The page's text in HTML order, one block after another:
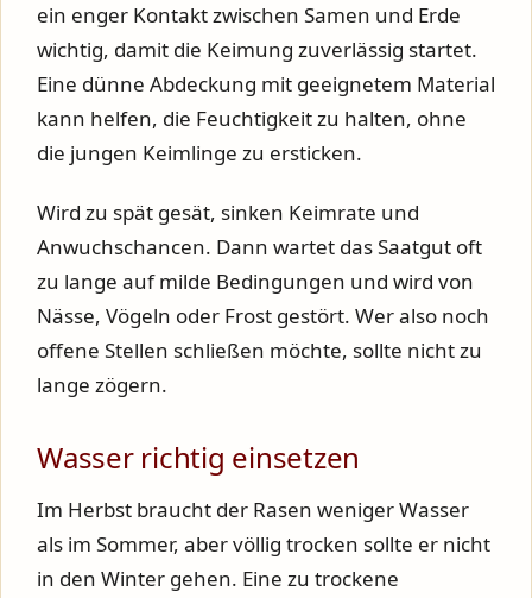
ein enger Kontakt zwischen Samen und Erde
wichtig, damit die Keimung zuverlässig startet.
Eine dünne Abdeckung mit geeignetem Material
kann helfen, die Feuchtigkeit zu halten, ohne
die jungen Keimlinge zu ersticken.
Wird zu spät gesät, sinken Keimrate und
Anwuchschancen. Dann wartet das Saatgut oft
zu lange auf milde Bedingungen und wird von
Nässe, Vögeln oder Frost gestört. Wer also noch
offene Stellen schließen möchte, sollte nicht zu
lange zögern.
Wasser richtig einsetzen
Im Herbst braucht der Rasen weniger Wasser
als im Sommer, aber völlig trocken sollte er nicht
in den Winter gehen. Eine zu trockene